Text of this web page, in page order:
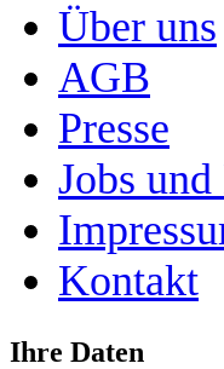
Über uns
AGB
Presse
Jobs
Kontakt
Ihre Daten